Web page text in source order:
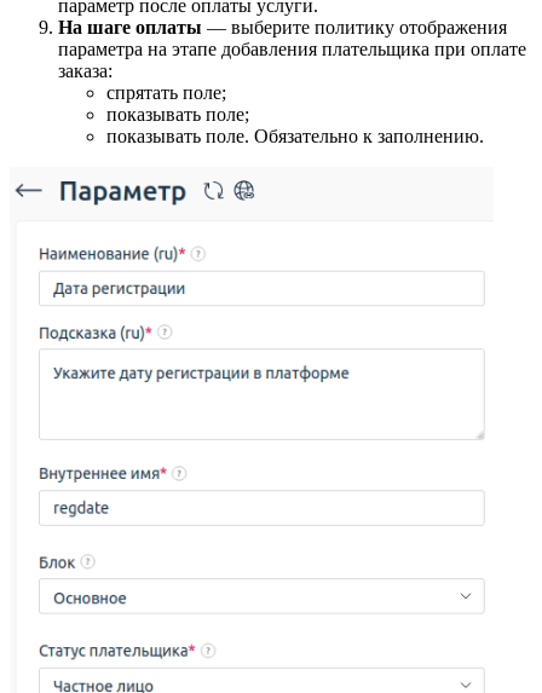
параметр после оплаты услуги.
На шаге оплаты — выберите политику отображения
параметра на этапе добавления плательщика при оплате
заказа:
спрятать поле;
показывать поле;
показывать поле. Обязательно к заполнению.